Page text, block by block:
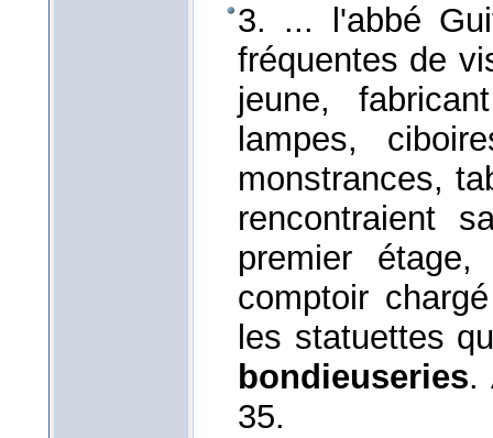
3. ... l'abbé
fréquentes de
jeune,
lampes,
monstrances,
rencontraient
premier
comptoir
les statuettes
bondieuseries.
35.